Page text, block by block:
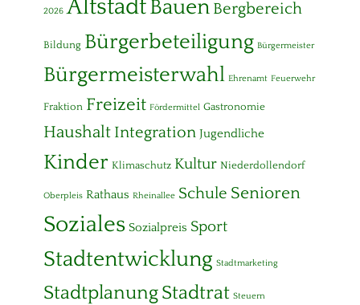
2026 AltstadtBauen Bergbereich
Bildung Bürgerbeteiligung Bürgermeister
Bürgermeisterwahl Ehrenamt Feuerwehr
Fraktion Freizeit Fördermittel Gastronomie
Haushalt Integration Jugendliche
Kinder Klimaschutz Kultur Niederdollendorf
Oberpleis Rathaus Rheinallee Schule Senioren
Soziales Sozialpreis Sport
Stadtentwicklung Stadtmarketing
StadtplanungStadtrat Steuern